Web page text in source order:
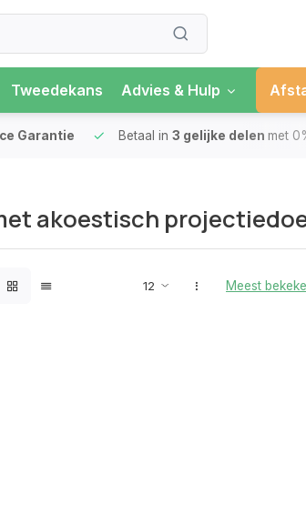
Tweedekans Advies & Hulp
Garantie Betaal in 3 gelijke delen met
akoestisch
Meest